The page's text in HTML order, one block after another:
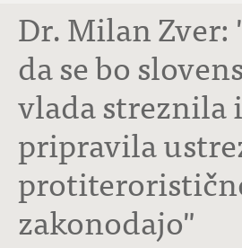
Dr. Milan Zver:
da se bo
vlada streznila
pripravila
zakonodajo"